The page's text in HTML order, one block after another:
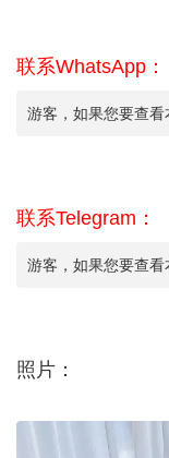
联系WhatsApp：
游客，如果您要查
联系Telegram：
游客，如果您要查
照片：